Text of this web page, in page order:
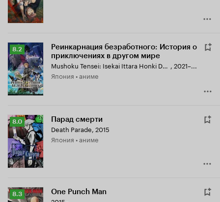
Рейтинг
Кинопоиска
8.2
8.2
Реинкарнация безработного: История о
приключениях в другом мире
Mushoku Tensei: Isekai Ittara Honki Dasu , 2021–...
Япония • аниме
Рейтинг
Кинопоиска
8.0
8.0 Парад смерти
Death Parade, 2015
Япония • аниме
Рейтинг
8.3 One Punch Man